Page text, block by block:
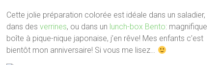
Cette jolie préparation colorée est idéale dans un saladier,
dans desverrines, ou dans un lunch-box Bento: magnifique
boîte à pique-nique japonaise, j’en rêve! Mes enfants c’est
bientôt mon anniversaire! Si vous me lisez…